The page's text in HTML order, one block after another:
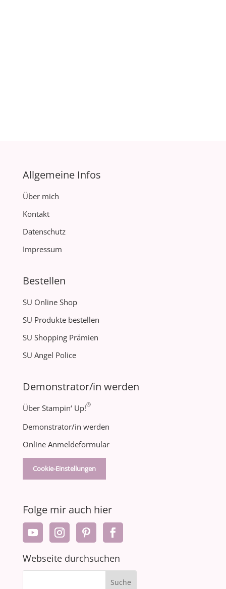
Allgemeine Infos
Über mich
Kontakt
Datenschutz
Impressum
Bestellen
SU Online Shop
SU Produkte bestellen
SU Shopping Prämien
SU Angel Police
Demonstrator/in werden
Über Stampin‘ Up!®
Demonstrator/in werden
Online Anmeldeformular
Cookie-Einstellungen
Folge mir auch hier
Webseite durchsuchen